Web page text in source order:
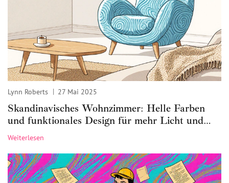
Lynn Roberts 27 Mai 2025
Skandinavisches Wohnzimmer: Helle Farben
und funktionales Design für mehr Licht und
Gemütlichkeit
Weiterlesen